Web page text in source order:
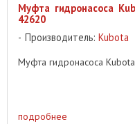
Муфта гидронасоса
42620
Производитель: Kubota
Муфта гидронасоса
подробнее